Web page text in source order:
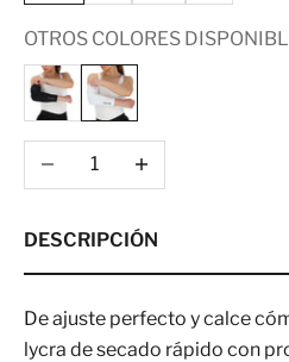
OTROS COLORES
Reducir cantidadAumentar cantidad
DESCRIPCIÓN
De ajuste perfecto y calce
lycra de secado rápido con